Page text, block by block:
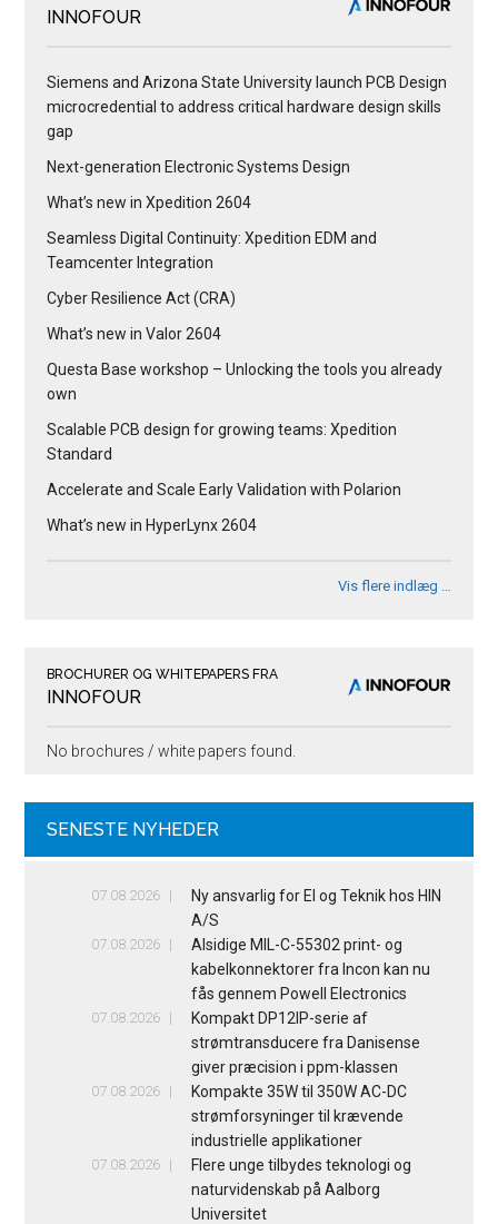
INNOFOUR
Siemens and Arizona State University launch PCB Design
microcredential to address critical hardware design skills
gap
Next-generation Electronic Systems Design
What’s new in Xpedition 2604
Seamless Digital Continuity: Xpedition EDM and
Teamcenter Integration
Cyber Resilience Act (CRA)
What’s new in Valor 2604
Questa Base workshop – Unlocking the tools you already
own
Scalable PCB design for growing teams: Xpedition
Standard
Accelerate and Scale Early Validation with Polarion
What’s new in HyperLynx 2604
Vis flere indlæg …
BROCHURER OG WHITEPAPERS FRA
INNOFOUR
No brochures / white papers found.
SENESTE NYHEDER
07.08.2026
Ny ansvarlig for El og Teknik hos HIN
A/S
07.08.2026
Alsidige MIL-C-55302 print- og
kabelkonnektorer fra Incon kan nu
fås gennem Powell Electronics
07.08.2026
Kompakt DP12IP-serie af
strømtransducere fra Danisense
giver præcision i ppm-klassen
07.08.2026
Kompakte 35W til 350W AC-DC
strømforsyninger til krævende
industrielle applikationer
07.08.2026
Flere unge tilbydes teknologi og
naturvidenskab på Aalborg
Universitet